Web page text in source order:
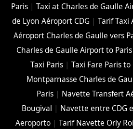
Paris |Taxi at Charles de Gaulle
de Lyon Aéroport CDG | Tarif Taxi
Aéroport Charles de Gaulle vers
Charles de Gaulle Airport to Paris
Taxi Paris |Taxi Fare Paris to
Montparnasse Charles de
Paris | Navette Transfert
Bougival | Navette entre CDG
Aeroporto |Tarif Navette Orly